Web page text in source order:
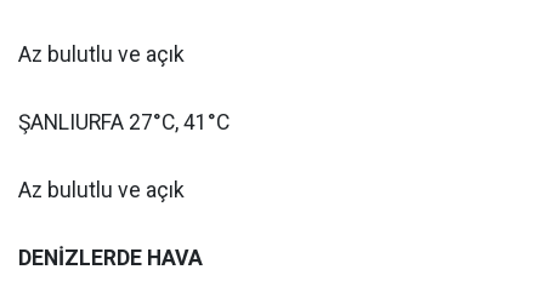
Az bulutlu ve açık
ŞANLIURFA 27°C, 41°C
Az bulutlu ve açık
DENİZLERDE HAVA